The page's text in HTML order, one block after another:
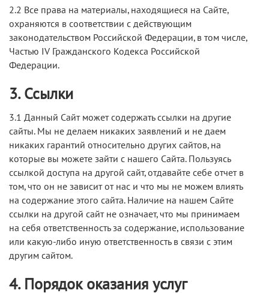
2.2 Все права на материалы, находящиеся на Cайте,
охраняются в соответствии с действующим
законодательством Российской Федерации, в том числе,
Частью IV Гражданского Кодекса Российской
Федерации.
3. Ссылки
3.1 Данный Cайт может содержать ссылки на другие
сайты. Мы не делаем никаких заявлений и не даем
никаких гарантий относительно других сайтов, на
которые вы можете зайти с нашего Cайта. Пользуясь
ссылкой доступа на другой сайт, отдавайте себе отчет в
том, что он не зависит от нас и что мы не можем влиять
на содержание этого сайта. Наличие на нашем Cайте
ссылки на другой сайт не означает, что мы принимаем
на себя ответственность за содержание, использование
или какую-либо иную ответственность в связи с этим
другим сайтом.
4. Порядок оказания услуг